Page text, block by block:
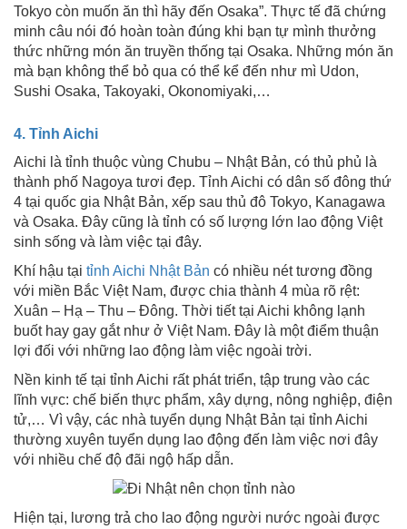
Tokyo còn muốn ăn thì hãy đến Osaka”. Thực tế đã chứng
minh câu nói đó hoàn toàn đúng khi bạn tự mình thưởng
thức những món ăn truyền thống tại Osaka. Những món ăn
mà bạn không thể bỏ qua có thể kể đến như mì Udon,
Sushi Osaka, Takoyaki, Okonomiyaki,…
4. Tỉnh Aichi
Aichi là tỉnh thuộc vùng Chubu – Nhật Bản, có thủ phủ là
thành phố Nagoya tươi đẹp. Tỉnh Aichi có dân số đông thứ
4 tại quốc gia Nhật Bản, xếp sau thủ đô Tokyo, Kanagawa
và Osaka. Đây cũng là tỉnh có số lượng lớn lao động Việt
sinh sống và làm việc tại đây.
Khí hậu tại tỉnh Aichi Nhật Bản có nhiều nét tương đồng
với miền Bắc Việt Nam, được chia thành 4 mùa rõ rệt:
Xuân – Hạ – Thu – Đông. Thời tiết tại Aichi không lạnh
buốt hay gay gắt như ở Việt Nam. Đây là một điểm thuận
lợi đối với những lao động làm việc ngoài trời.
Nền kinh tế tại tỉnh Aichi rất phát triển, tập trung vào các
lĩnh vực: chế biến thực phẩm, xây dựng, nông nghiệp, điện
tử,… Vì vậy, các nhà tuyển dụng Nhật Bản tại tỉnh Aichi
thường xuyên tuyển dụng lao động đến làm việc nơi đây
với nhiều chế độ đãi ngộ hấp dẫn.
Hiện tại, lương trả cho lao động người nước ngoài được